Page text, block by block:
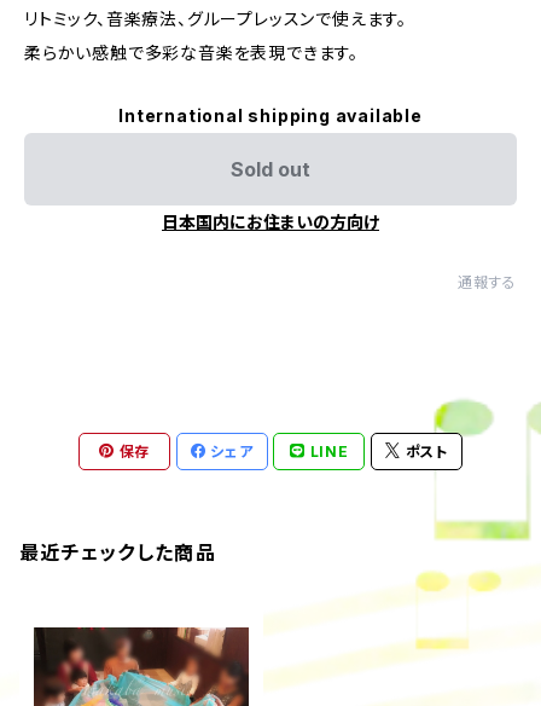
リトミック、音楽療法、グループレッスンで使えます。
柔らかい感触で多彩な音楽を表現できます。
International shipping available
Sold out
日本国内にお住まいの方向け
通報する
保存 シェア LINE ポスト
最近チェックした商品